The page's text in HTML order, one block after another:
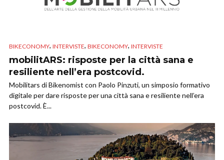
BIKECONOMY, INTERVISTE, BIKECONOMY, INTERVISTE
mobilitARS: risposte per la città sana e
resiliente nell’era postcovid.
Mobilitars di Bikenomist con Paolo Pinzuti, un simposio formativo
digitale per dare risposte per una città sana e resiliente nell’era
postcovid. È...